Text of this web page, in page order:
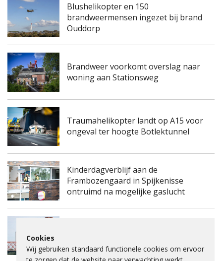
Blushelikopter en 150
brandweermensen ingezet bij brand
Ouddorp
Brandweer voorkomt overslag naar
woning aan Stationsweg
Traumahelikopter landt op A15 voor
ongeval ter hoogte Botlektunnel
Kinderdagverblijf aan de
Frambozengaard in Spijkenisse
ontruimd na mogelijke gaslucht
Cookies
Wij gebruiken standaard functionele cookies om ervoor